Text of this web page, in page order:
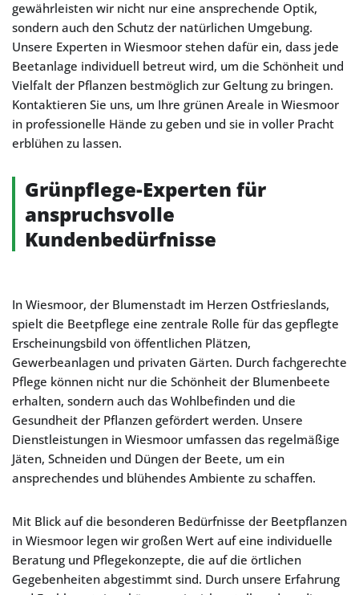
gewährleisten wir nicht nur eine ansprechende Optik,
sondern auch den Schutz der natürlichen Umgebung.
Unsere Experten in Wiesmoor stehen dafür ein, dass jede
Beetanlage individuell betreut wird, um die Schönheit und
Vielfalt der Pflanzen bestmöglich zur Geltung zu bringen.
Kontaktieren Sie uns, um Ihre grünen Areale in Wiesmoor
in professionelle Hände zu geben und sie in voller Pracht
erblühen zu lassen.
Grünpflege-Experten für
anspruchsvolle
Kundenbedürfnisse
In Wiesmoor, der Blumenstadt im Herzen Ostfrieslands,
spielt die Beetpflege eine zentrale Rolle für das gepflegte
Erscheinungsbild von öffentlichen Plätzen,
Gewerbeanlagen und privaten Gärten. Durch fachgerechte
Pflege können nicht nur die Schönheit der Blumenbeete
erhalten, sondern auch das Wohlbefinden und die
Gesundheit der Pflanzen gefördert werden. Unsere
Dienstleistungen in Wiesmoor umfassen das regelmäßige
Jäten, Schneiden und Düngen der Beete, um ein
ansprechendes und blühendes Ambiente zu schaffen.
Mit Blick auf die besonderen Bedürfnisse der Beetpflanzen
in Wiesmoor legen wir großen Wert auf eine individuelle
Beratung und Pflegekonzepte, die auf die örtlichen
Gegebenheiten abgestimmt sind. Durch unsere Erfahrung